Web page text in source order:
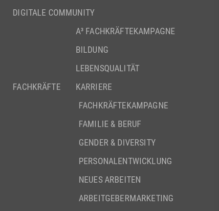
DIGITALE COMMUNITY
FACHKRÄFTE
A³ FACHKRÄFTEKAMPAGNE
BILDUNG
LEBENSQUALITÄT
KARRIERE
FACHKRÄFTEKAMPAGNE
FAMILIE & BERUF
GENDER & DIVERSITY
PERSONALENTWICKLUNG
NEUES ARBEITEN
ARBEITGEBERMARKETING